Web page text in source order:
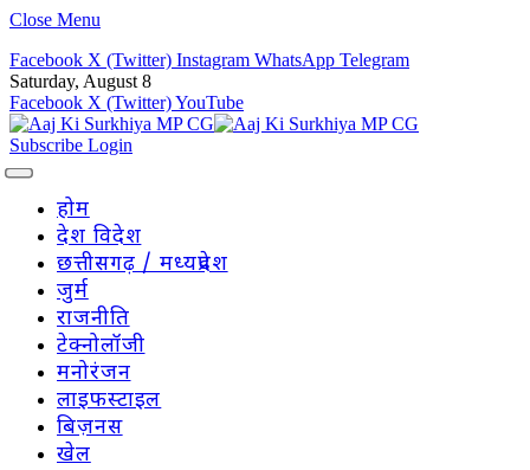
Close Menu
Facebook X (Twitter) Instagram WhatsApp Telegram
Saturday, August 8
Facebook X (Twitter)YouTube
Subscribe Login
होम
देश विदेश
छत्तीसगढ़ / मध्यप्रदेश
जुर्म
राजनीति
टेक्नोलॉजी
मनोरंजन
लाइफस्टाइल
बिज़नस
खेल